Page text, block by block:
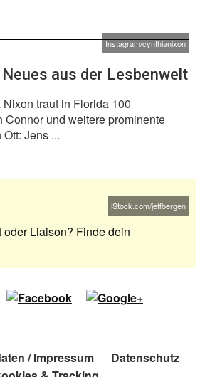
Instagram/cynthianixon
aus der Lesbenwelt
traut in Florida 100
Connor und weitere prominente
Jens ...
iStock.com/jeffbergen
oder Liaison? Finde dein
/ Impressum
Datenschutz